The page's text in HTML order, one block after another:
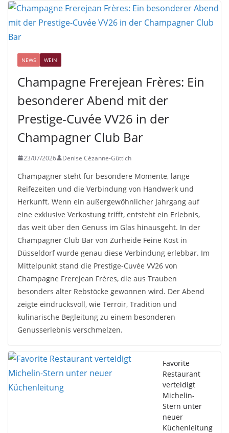
NEWS WEIN
Champagne Frerejean Frères: Ein
besonderer Abend mit der
Prestige-Cuvée VV26 in der
Champagner Club Bar
23/07/2026 Denise Cézanne-Güttich
Champagner steht für besondere Momente, lange
Reifezeiten und die Verbindung von Handwerk und
Herkunft. Wenn ein außergewöhnlicher Jahrgang auf
eine exklusive Verkostung trifft, entsteht ein Erlebnis,
das weit über den Genuss im Glas hinausgeht. In der
Champagner Club Bar von Zurheide Feine Kost in
Düsseldorf wurde genau diese Verbindung erlebbar. Im
Mittelpunkt stand die Prestige-Cuvée VV26 von
Champagne Frerejean Frères, die aus Trauben
besonders alter Rebstöcke gewonnen wird. Der Abend
zeigte eindrucksvoll, wie Terroir, Tradition und
kulinarische Begleitung zu einem besonderen
Genusserlebnis verschmelzen.
Favorite
Restaurant
verteidigt
Michelin-
Stern unter
neuer
Küchenleitung